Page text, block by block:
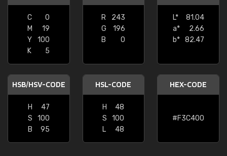
C
0
M
19
Y
100
K
5
R
243
G
196
B
0
L*
81.04
a*
2.66
b*
82.47
HSB/HSV-CODE
H
47
S
100
B
95
HSL-CODE
H
48
S
100
L
48
HEX-CODE
#F3C400